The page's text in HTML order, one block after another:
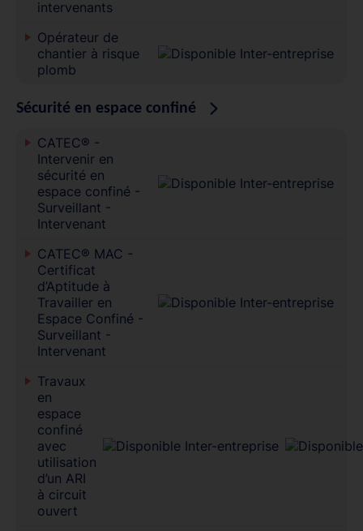
intervenants
Opérateur de
chantier à risque
plomb
Sécurité en espace confiné
CATEC® -
Intervenir en
sécurité en
espace confiné -
Surveillant -
Intervenant
CATEC® MAC -
Certificat
d’Aptitude à
Travailler en
Espace Confiné -
Surveillant -
Intervenant
Travaux
en
espace
confiné
avec
utilisation
d’un ARI
à circuit
ouvert